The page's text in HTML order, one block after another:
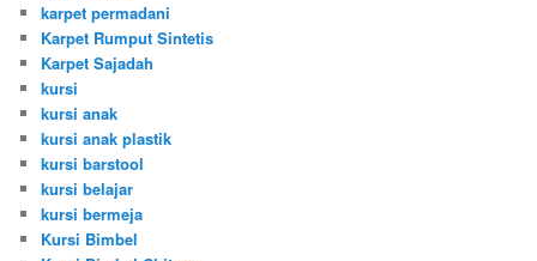
karpet permadani
Karpet Rumput Sintetis
Karpet Sajadah
kursi
kursi anak
kursi anak plastik
kursi barstool
kursi belajar
kursi bermeja
Kursi Bimbel